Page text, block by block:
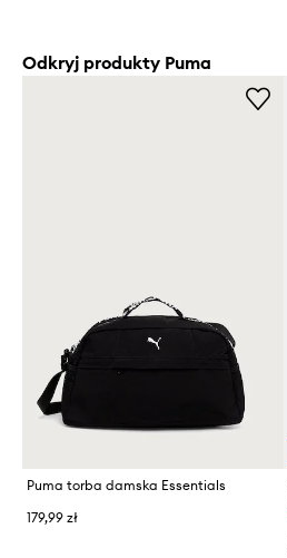
Odkryj produkty Puma
Puma torba damska Essentials
179,99 zł